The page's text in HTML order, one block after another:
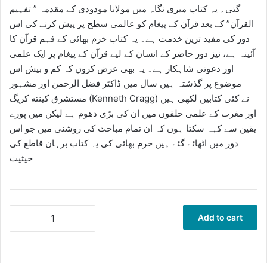
گئی۔ یہ کتاب میری نگاہ میں مولانا مودودی کے مقدمہ ” تفہیم
القرآن” کے بعد قرآن کے پیغام کو عالمی سطح پر پیش کرنے کی اس
دور کی مفید ترین خدمت ہے۔ یہ کتاب خرم بھائی کے فہم قرآن کا
آئینہ ہے، نیز دور حاضر کے انسان کے لیے قرآن کے پیغام پر ایک علمی
اور دعوتی شاہکار ہے۔ یہ بھی عرض کروں کہ کم و بیش اس
موضوع پر گذشتہ ہیں سال میں ڈاکٹر فضل الرحمن اور مشہور
مستشرق كينته کریگ (Kenneth Cragg) نے کئی کتابیں لکھی ہیں
اور مغرب کے علمی حلقوں میں ان کی بڑی دھوم ہے لیکن میں پورے
یقین سے کہہ سکتا ہوں کہ ان تمام مباحث کی روشنی میں جو اس
دور میں اٹھائے گئے ہیں خرم بھائی کی یہ کتاب برہان قاطع کی
حیثیت
ولے
Add to cart